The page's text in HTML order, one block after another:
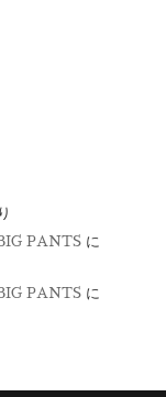
PANTSに
PANTSに